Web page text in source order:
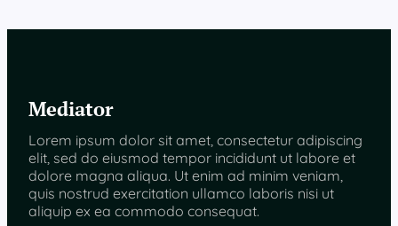
Mediator
Lorem ipsum dolor sit amet, consectetur adipiscing
elit, sed do eiusmod tempor incididunt ut labore et
dolore magna aliqua. Ut enim ad minim veniam,
quis nostrud exercitation ullamco laboris nisi ut
aliquip ex ea commodo consequat.